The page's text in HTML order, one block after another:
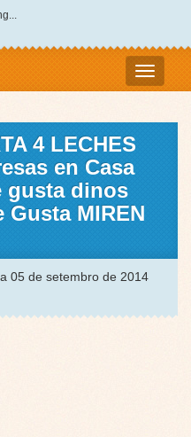
4 LECHES
en Casa
gusta dinos
Gusta MIREN
05 de setembro de 2014